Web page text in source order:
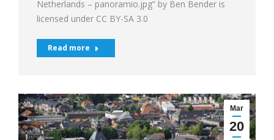
Netherlands – panoramio.jpg” by Ben Bender is
licensed under CC BY-SA 3.0
Read more
Mar
20